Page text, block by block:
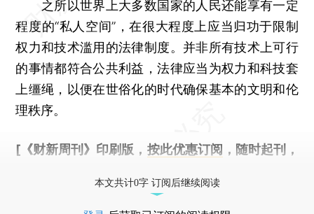
之所以世界上大多数国家的人民还能享有一定
程度的“私人空间”，在很大程度上应当归功于限制
权力和技术滥用的法律制度。并非所有技术上可行
的事情都符合公共利益，法律应当为权力和科技套
上缰绳，以便在世俗化的时代确保基本的文明和伦
理秩序。
[《财新周刊》印刷版， 按此优惠订阅 ，随时起刊，
本文共计0字 订阅后继续阅读